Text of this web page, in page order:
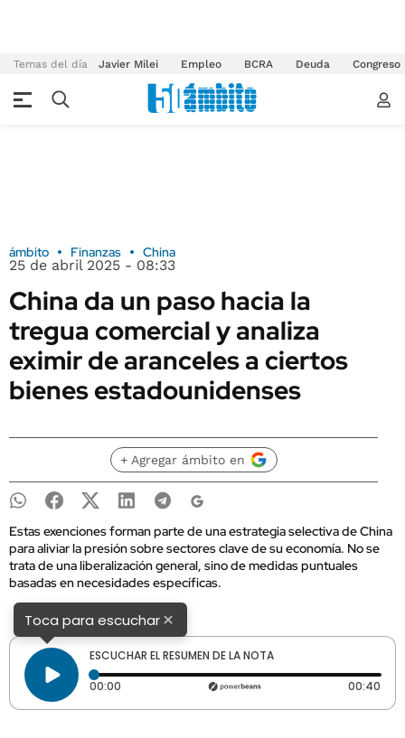
Temas del día Javier Milei Empleo BCRA Deuda Congreso
ámbito Finanzas China
25 de abril 2025 - 08:33
China da un paso hacia la
tregua comercial y analiza
eximir de aranceles a ciertos
bienes estadounidenses
+ Agregar ámbito en
Estas exenciones forman parte de una estrategia selectiva de China
para aliviar la presión sobre sectores clave de su economía. No se
trata de una liberalización general, sino de medidas puntuales
basadas en necesidades específicas.
Toca para escuchar×
ESCUCHAR EL RESUMEN DE LA NOTA
00:00 Tiempo transcurrido: 0 segundos 00:40